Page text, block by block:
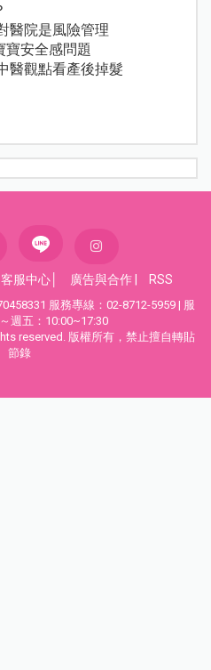
醫院是風險管理
寶安全感問題
醫觀點看產後掉髮
客服中心 廣告與合作 RSS
服務專線：02-8712-5959 | 服
週五：10:00~17:30
reserved. 版權所有，禁止擅自轉貼
節錄